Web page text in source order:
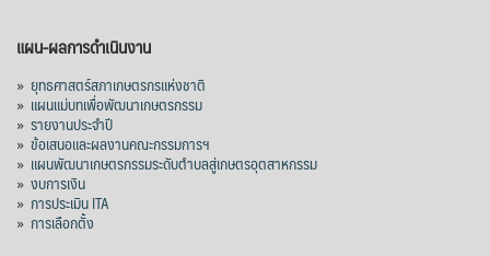
แผน-ผลการดำเนินงาน
» ยุทธศาสตร์สภาเกษตรกรแห่งชาติ
» แผนแม่บทเพื่อพัฒนาเกษตรกรรม
» รายงานประจำปี
» ข้อเสนอและผลงานคณะกรรมการฯ
» แผนพัฒนาเกษตรกรรมระดับตำบลสู่เกษตรอุตสาหกรรม
» งบการเงิน
» การประเมิน ITA
» การเลือกตั้ง